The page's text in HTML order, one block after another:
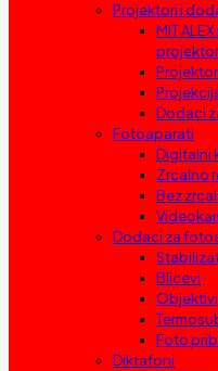
Projektori i
MIT
Dodaci
Fotoaparati
Digitalni
Zrcalno
Bez
Dodaci za
Blicevi
Objektivi
Foto
Diktafoni